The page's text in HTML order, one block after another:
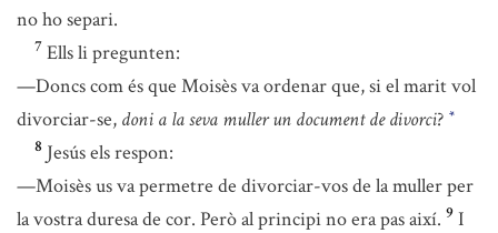
no ho separi.
7 Ells li pregunten:
—Doncs com és que Moisès va ordenar que, si el marit vol
divorciar-se, doni a la seva muller un document de divorci? *
8 Jesús els respon:
—Moisès us va permetre de divorciar-vos de la muller per
la vostra duresa de cor. Però al principi no era pas així. 9 I